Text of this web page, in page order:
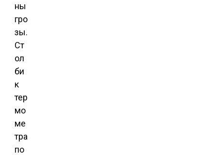
ны
гро
зы.
Ст
ол
би
к
тер
мо
ме
тра
по